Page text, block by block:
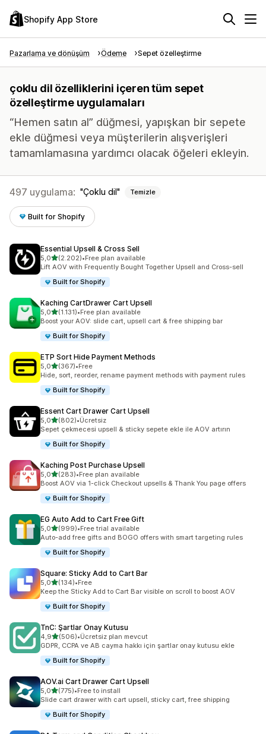
Shopify App Store
Pazarlama ve dönüşüm Ödeme Sepet özelleştirme
çoklu dil özelliklerini içeren tüm sepet
özelleştirme uygulamaları
“Hemen satın al” düğmesi, yapışkan bir sepete
ekle düğmesi veya müşterilerin alışverişleri
tamamlamasına yardımcı olacak öğeleri ekleyin.
497 uygulama: Çoklu dil Temizle
Built for Shopify
Essential Upsell & Cross Sell
5,05 yıldız üzerinden
(2.202)
toplam 2202 değerlendirme
•Free plan available
Lift AOV with Frequently Bought Together Upsell and Cross-sell
Built for Shopify
Kaching CartDrawer Cart Upsell
5,05 yıldız üzerinden
(1.131)
toplam 1131 değerlendirme
•Free plan available
Boost your AOV: slide cart, upsell cart & free shipping bar
Built for Shopify
ETP Sort Hide Payment Methods
5,05 yıldız üzerinden
(367)
toplam 367 değerlendirme
•Free
Hide, sort, reorder, rename payment methods with payment rules
Built for Shopify
Essent Cart Drawer Cart Upsell
5,05 yıldız üzerinden
(802)
toplam 802 değerlendirme
•Ücretsiz
Sepet çekmecesi upsell & sticky sepete ekle ile AOV artırın
Built for Shopify
Kaching Post Purchase Upsell
5,05 yıldız üzerinden
(283)
toplam 283 değerlendirme
•Free plan available
Boost AOV via 1-click Checkout upsells & Thank You page offers
Built for Shopify
EG Auto Add to Cart Free Gift
5,05 yıldız üzerinden
(999)
toplam 999 değerlendirme
•Free trial available
Auto-add free gifts and BOGO offers with smart targeting rules
Built for Shopify
Square: Sticky Add to Cart Bar
5,05 yıldız üzerinden
(134)
toplam 134 değerlendirme
•Free
Keep the Sticky Add to Cart Bar visible on scroll to boost AOV
Built for Shopify
TnC: Şartlar Onay Kutusu
4,95 yıldız üzerinden
(506)
toplam 506 değerlendirme
•Ücretsiz plan mevcut
GDPR, CCPA ve AB cayma hakkı için şartlar onay kutusu ekle
Built for Shopify
AOV.ai Cart Drawer Cart Upsell
5,05 yıldız üzerinden
(775)
toplam 775 değerlendirme
•Free to install
Slide cart drawer with cart upsell, sticky cart, free shipping
Built for Shopify